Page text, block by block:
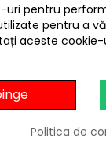
Plosca din piele
SUA
Plosca din piele
Livrare prin curier
pentru
pentru a
aceste
Politica de